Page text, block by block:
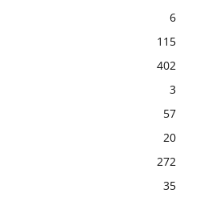
6
115
402
3
57
20
272
35